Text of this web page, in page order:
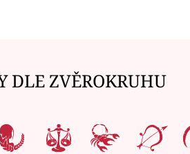
DLE ZVĚROKRUHU